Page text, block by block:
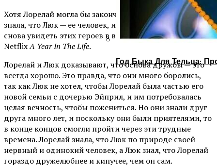
Год Быка Для Тельца:
Хотя Лорелай могла бы закончить с Кристопером, она
знала, что Люк — ее человек, и фанаты были так рады
снова увидеть этих героев в возрожденном сериале
NetflixA Year In The Life.
Лорелай и Люк доказывают, что основа дружбы — это
всегда хорошо. Это правда, что они много боролись,
так как Люк не хотел, чтобы Лорелай была частью его
новой семьи с дочерью Эйприл, и им потребовалась
целая вечность, чтобы пожениться. Но они знали друг
друга много лет, и поскольку они были приятелями, то
в конце концов смогли пройти через эти трудные
времена. Лорелай знала, что Люк по природе своей
нервный и одинокий человек, а Люк знал, что Лорелай
гораздо дружелюбнее и кипучее, чем он сам.